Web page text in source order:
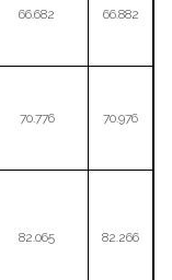
66.682 66.882
70.776 70.976
82.065 82.266